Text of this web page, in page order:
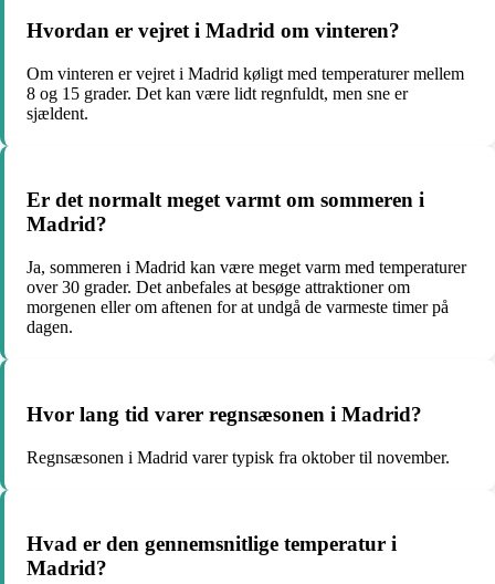
Hvordan er vejret i Madrid om vinteren?
Om vinteren er vejret i Madrid køligt med temperaturer mellem
8 og 15 grader. Det kan være lidt regnfuldt, men sne er
sjældent.
Er det normalt meget varmt om sommeren i
Madrid?
Ja, sommeren i Madrid kan være meget varm med temperaturer
over 30 grader. Det anbefales at besøge attraktioner om
morgenen eller om aftenen for at undgå de varmeste timer på
dagen.
Hvor lang tid varer regnsæsonen i Madrid?
Regnsæsonen i Madrid varer typisk fra oktober til november.
Hvad er den gennemsnitlige temperatur i
Madrid?